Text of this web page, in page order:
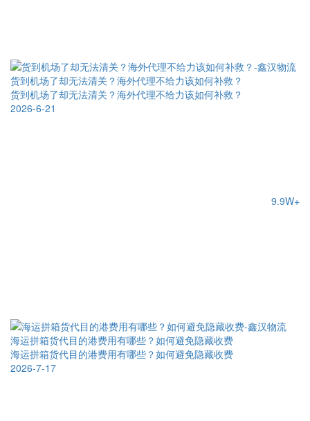
货到机场了却无法清关？海外代理不给力该如何补救？
货到机场了却无法清关？海外代理不给力该如何补救？
2026-6-21
9.9W+
海运拼箱货代目的港费用有哪些？如何避免隐藏收费
海运拼箱货代目的港费用有哪些？如何避免隐藏收费
2026-7-17